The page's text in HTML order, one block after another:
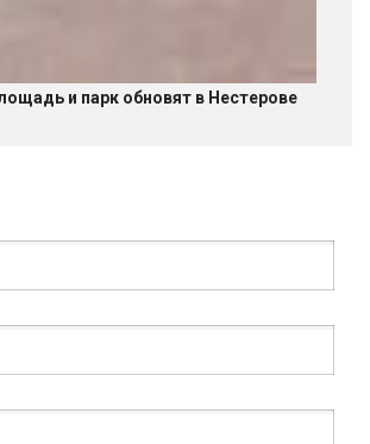
и парк обновят в Нестерове